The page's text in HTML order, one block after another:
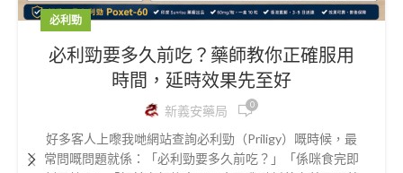
必利勁
必利勁要多久前吃？藥師教你正確服用
時間，延時效果先至好
新義安藥局 0
好多客人上嚟我哋網站查詢必利勁（Priligy）嘅時候，最
常問嘅問題就係：「必利勁要多久前吃？」「係咪食完即